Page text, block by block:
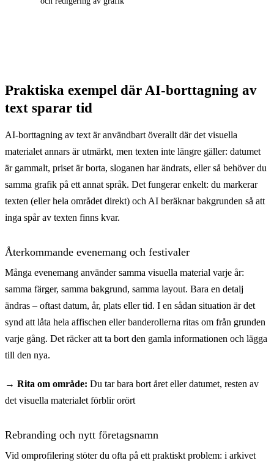
Praktiska exempel där AI-borttagning av
text sparar tid
AI-borttagning av text är användbart överallt där det visuella
materialet annars är utmärkt, men texten inte längre gäller: datumet
är gammalt, priset är borta, sloganen har ändrats, eller så behöver du
samma grafik på ett annat språk. Det fungerar enkelt: du markerar
texten (eller hela området direkt) och AI beräknar bakgrunden så att
inga spår av texten finns kvar.
Återkommande evenemang och festivaler
Många evenemang använder samma visuella material varje år:
samma färger, samma bakgrund, samma layout. Bara en detalj
ändras – oftast datum, år, plats eller tid. I en sådan situation är det
synd att låta hela affischen eller banderollerna ritas om från grunden
varje gång. Det räcker att ta bort den gamla informationen och lägga
till den nya.
→ Rita om område: Du tar bara bort året eller datumet, resten av
det visuella materialet förblir orört
Rebranding och nytt företagsnamn
Vid omprofilering stöter du ofta på ett praktiskt problem: i arkivet